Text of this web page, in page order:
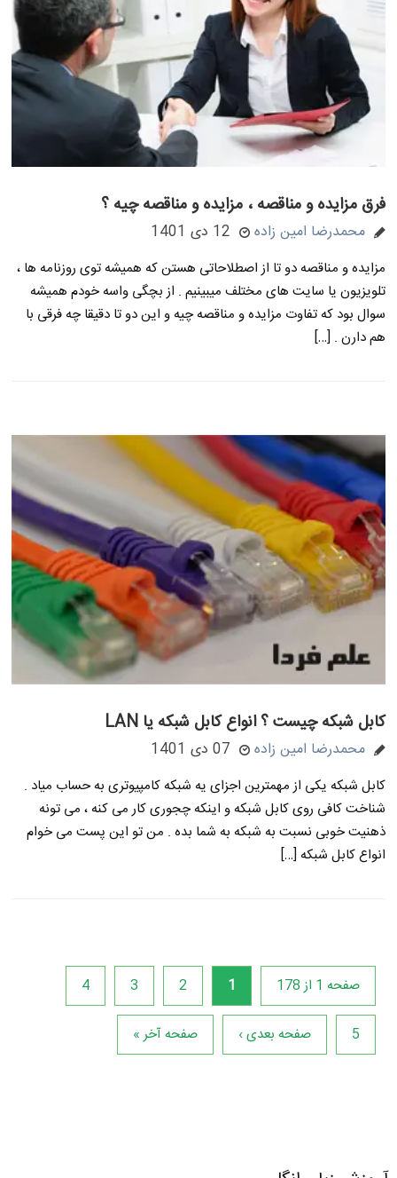
فرق مزایده و مناقصه ، مزایده و مناقصه چیه ؟
محمدرضا امین زاده 12 دی 1401
مزایده و مناقصه دو تا از اصطلاحاتی هستن که همیشه توی روزنامه ها ،
تلویزیون یا سایت های مختلف میبینیم . از بچگی واسه خودم همیشه
سوال بود که تفاوت مزایده و مناقصه چیه و این دو تا دقیقا چه فرقی با
هم دارن . […]
کابل شبکه چیست ؟ انواع کابل شبکه یا LAN
محمدرضا امین زاده 07 دی 1401
کابل شبکه یکی از مهمترین اجزای یه شبکه کامپیوتری به حساب میاد .
شناخت کافی روی کابل شبکه و اینکه چجوری کار می کنه ، می تونه
ذهنیت خوبی نسبت به شبکه به شما بده . من تو این پست می خوام
انواع کابل شبکه […]
صفحه 1 از 178 1
2
3
4
5 صفحه بعدی › صفحه آخر »